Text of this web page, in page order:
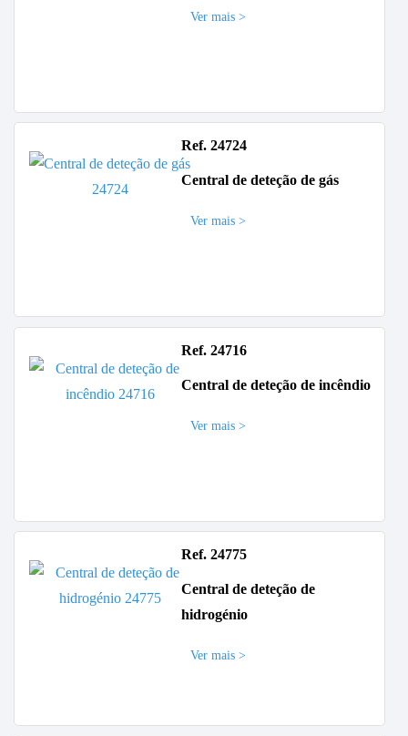
Ver mais >
Ref. 24724
Central de deteção de gás
Ver mais >
Ref. 24716
Central de deteção de incêndio
Ver mais >
Ref. 24775
Central de deteção de
hidrogénio
Ver mais >